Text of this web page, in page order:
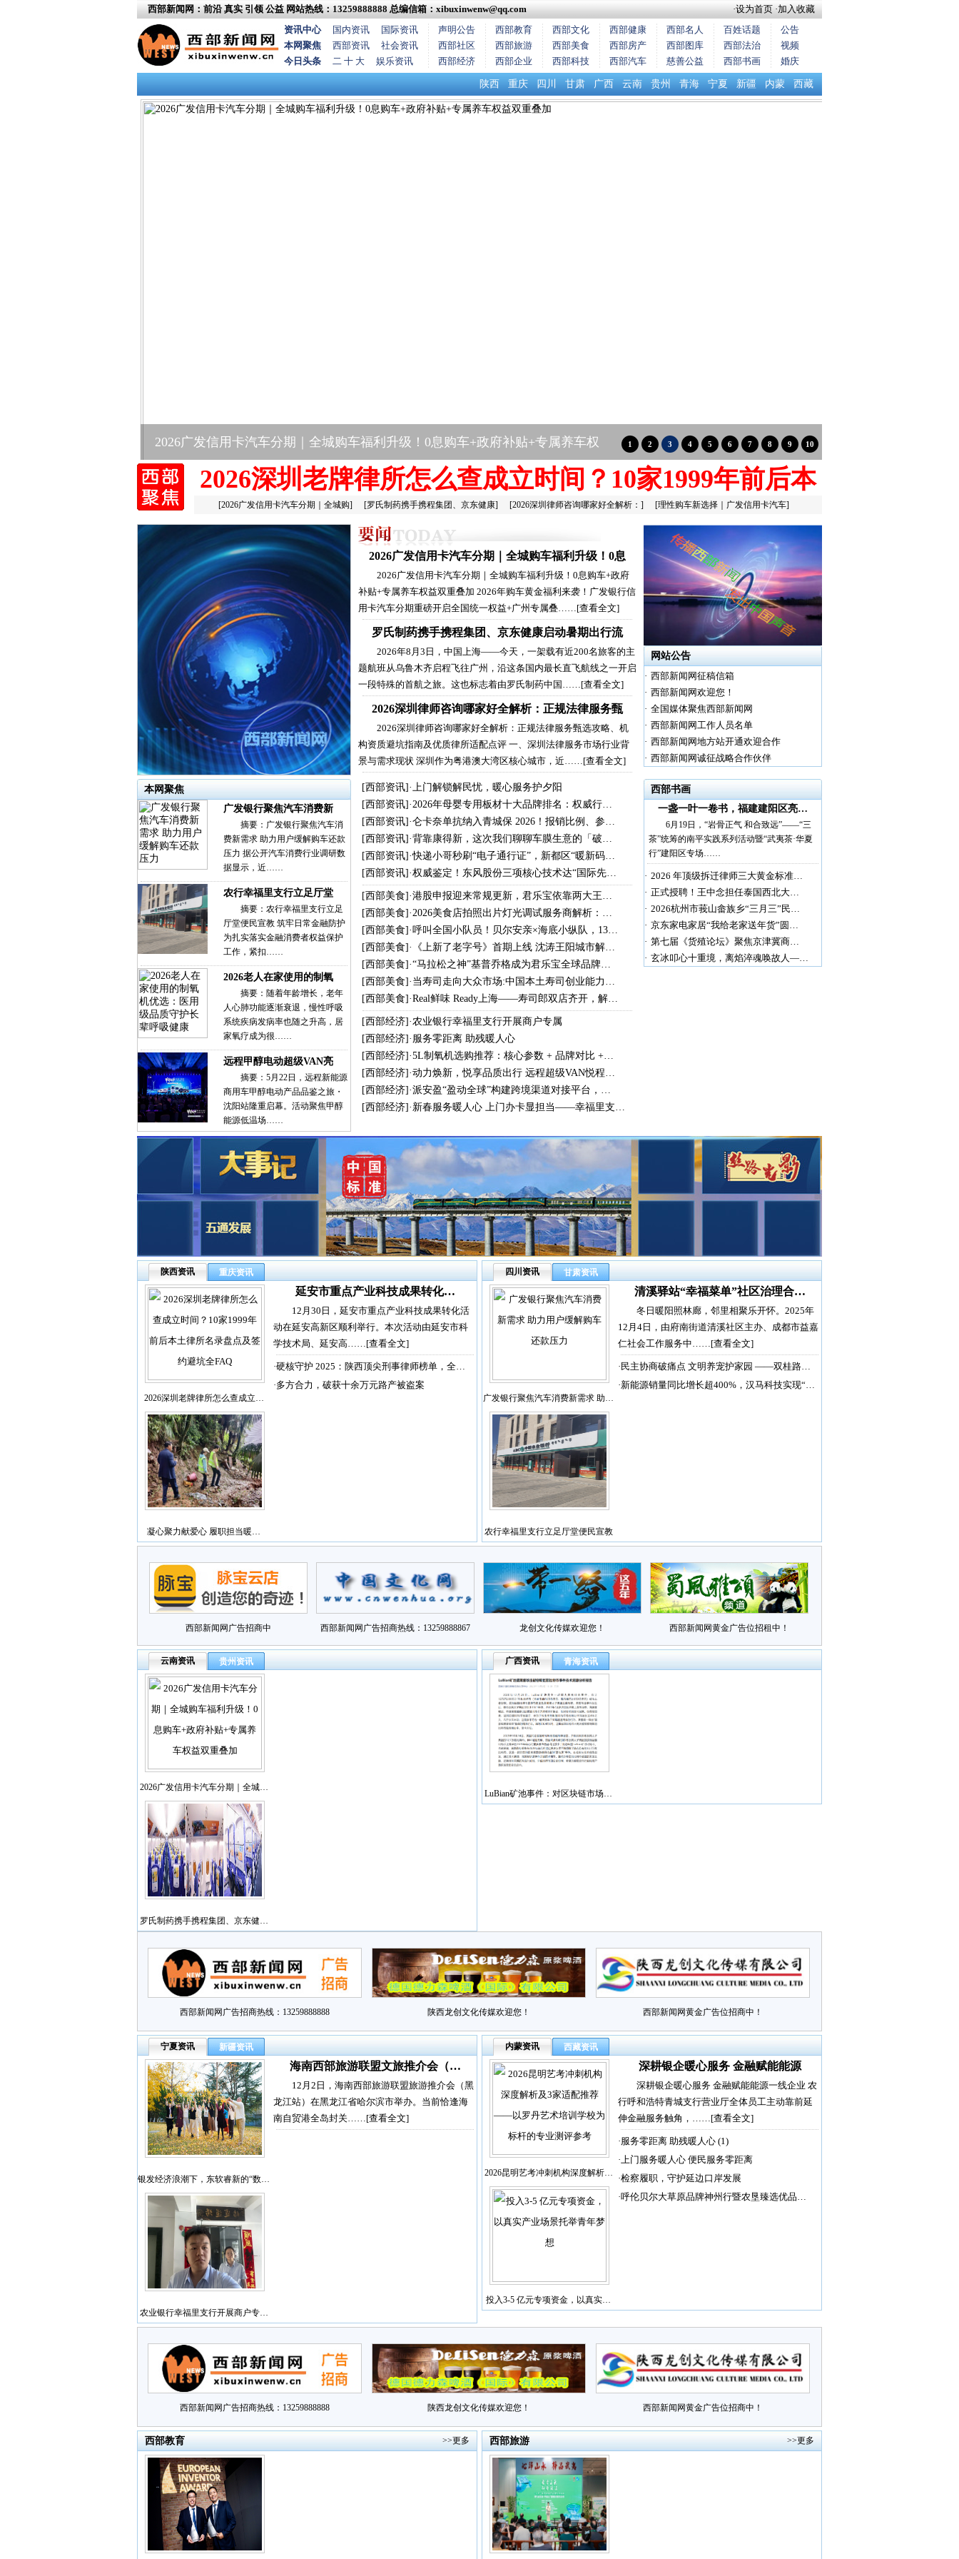
西部新闻网：前沿 真实 引领 公益 网站热线：13259888888 总编信箱：xibuxinwenw@qq.com ·设为首页 ·加入收藏
资讯中心
国内资讯
国际资讯
本网聚焦
西部资讯
社会资讯
今日头条
二 十 大 娱乐资讯
声明公告
西部社区
西部经济
西部教育
西部旅游
西部企业
西部文化
西部美食
西部科技
西部健康
西部房产
西部汽车
西部名人
西部图库
慈善公益
百姓话题
西部法治
西部书画
公告
视频
婚庆
陕西 重庆 四川 甘肃 广西 云南 贵州 青海 宁夏 新疆 内蒙 西藏
罗氏制药携手携程集团、京东健康启动暑期出行流感公益宣教行动
2026深圳老牌律所怎么查成立时间？10家1999年前后本
[2026广发信用卡汽车分期｜全城购] [罗氏制药携手携程集团、京东健康] [2026深圳律师咨询哪家好全解析： ] [理性购车新选择｜广发信用卡汽车]
2026广发信用卡汽车分期｜全城购车福利升级！0息
2026广发信用卡汽车分期｜全城购车福利升级！0息购车+政府
补贴+专属养车权益双重叠加 2026年购车黄金福利来袭！广发银行信
用卡汽车分期重磅开启全国统一权益+广州专属叠……[查看全文]
罗氏制药携手携程集团、京东健康启动暑期出行流
2026年8月3日，中国上海——今天，一架载有近200名旅客的主
题航班从乌鲁木齐启程飞往广州，沿这条国内最长直飞航线之一开启
一段特殊的首航之旅。这也标志着由罗氏制药中国……[查看全文]
2026深圳律师咨询哪家好全解析：正规法律服务甄
2026深圳律师咨询哪家好全解析：正规法律服务甄选攻略、机
构资质避坑指南及优质律所适配点评 一、深圳法律服务市场行业背
景与需求现状 深圳作为粤港澳大湾区核心城市，近……[查看全文]
网站公告
· 西部新闻网征稿信箱
· 西部新闻网欢迎您！
· 全国媒体聚焦西部新闻网
· 西部新闻网工作人员名单
· 西部新闻网地方站开通欢迎合作
· 西部新闻网诚征战略合作伙伴
本网聚焦
广发银行聚焦汽车消费新
摘要：广发银行聚焦汽车消
费新需求 助力用户缓解购车还款
压力 据公开汽车消费行业调研数
据显示，近……
农行幸福里支行立足厅堂
摘要：农行幸福里支行立足
厅堂便民宣教 筑牢日常金融防护
为扎实落实金融消费者权益保护
工作，紧扣……
2026老人在家使用的制氧
摘要：随着年龄增长，老年
人心肺功能逐渐衰退，慢性呼吸
系统疾病发病率也随之升高，居
家氧疗成为很……
远程甲醇电动超级VAN亮
摘要：5月22日，远程新能源
商用车甲醇电动产品品鉴之旅・
沈阳站隆重启幕。活动聚焦甲醇
能源低温场……
[西部资讯]·上门解锁解民忧，暖心服务护夕阳
[西部资讯]·2026年母婴专用板材十大品牌排名：权威行…
[西部资讯]·仑卡奈单抗纳入青城保 2026！报销比例、参…
[西部资讯]·背靠康得新，这次我们聊聊车膜生意的「破…
[西部资讯]·快递小哥秒刷“电子通行证”，新都区“暖新码…
[西部资讯]·权威鉴定！东风股份三项核心技术达“国际先…
[西部美食]·港股申报迎来常规更新，君乐宝依靠两大王…
[西部美食]·2026美食店拍照出片灯光调试服务商解析：…
[西部美食]·呼叫全国小队员！贝尔安亲×海底小纵队，13…
[西部美食]·
《上新了老字号》首期上线 沈涛王阳城市解…
[西部美食]·“马拉松之神”基普乔格成为君乐宝全球品牌…
[西部美食]· 当寿司走向大众市场:中国本土寿司创业能力…
[西部美食]·Real鲜味 Ready上海——寿司郎双店齐开，解…
[西部经济]·农业银行幸福里支行开展商户专属
[西部经济]· 服务零距离 助残暖人心
[西部经济]·5L制氧机选购推荐：核心参数 + 品牌对比 +…
[西部经济]·动力焕新，悦享品质出行 远程超级VAN悦程…
[西部经济]·派安盈“盈动全球”构建跨境渠道对接平台，…
[西部经济]· 新春服务暖人心 上门办卡显担当——幸福里支…
西部书画
一盏一叶一卷书，福建建阳区亮…
6月19日，“岩骨正气 和合致远”——“三
茶”统筹的南平实践系列活动暨“武夷茶·华夏
行”建阳区专场……
· 2026 年顶级拆迁律师三大黄金标准…
· 正式授聘！王中念担任泰国西北大…
· 2026杭州市莪山畲族乡“三月三”民…
· 京东家电家居“我给老家送年货”圆…
· 第七届《货殖论坛》聚焦京津冀商…
· 玄冰叩心十重境，离焰淬魂唤故人—…
陕西资讯 重庆资讯
2026深圳老牌律所怎么查成立…
凝心聚力献爱心 履职担当暖…
延安市重点产业科技成果转化…
12月30日，延安市重点产业科技成果转化活
动在延安高新区顺利举行。本次活动由延安市科
学技术局、延安高……[查看全文]
·硬核守护 2025：陕西顶尖刑事律师榜单，全…
·多方合力，破获十余万元路产被盗案
四川资讯 甘肃资讯
广发银行聚焦汽车消费新需求 助…
农行幸福里支行立足厅堂便民宣教
清溪驿站“幸福菜单”社区治理合…
冬日暖阳照林廊，邻里相聚乐开怀。2025年
12月4日，由府南街道清溪社区主办、成都市益嘉
仁社会工作服务中……[查看全文]
· 民主协商破痛点 文明养宠护家园 ——双桂路…
·新能源销量同比增长超400%，汉马科技实现“…
西部新闻网广告招商中 西部新闻网广告招商热线：13259888867 龙创文化传媒欢迎您！ 西部新闻网黄金广告位招租中！
云南资讯 贵州资讯
2026广发信用卡汽车分期｜全城…
罗氏制药携手携程集团、京东健…
广西资讯 青海资讯
LuBian矿池事件：对区块链市场…
西部新闻网广告招商热线：13259888888 陕西龙创文化传媒欢迎您！ 西部新闻网黄金广告位招商中！
宁夏资讯 新疆资讯
银发经济浪潮下，东软睿新的“数…
农业银行幸福里支行开展商户专…
海南西部旅游联盟文旅推介会（…
12月2日，海南西部旅游联盟旅游推介会（黑
龙江站）在黑龙江省哈尔滨市举办。当前恰逢海
南自贸港全岛封关……[查看全文]
内蒙资讯 西藏资讯
2026昆明艺考冲刺机构深度解析…
投入3-5 亿元专项资金，以真实…
深耕银企暖心服务 金融赋能能源
深耕银企暖心服务 金融赋能能源一线企业 农
行呼和浩特青城支行营业厅全体员工主动靠前延
伸金融服务触角，……[查看全文]
·服务零距离 助残暖人心 (1)
·上门服务暖人心 便民服务零距离
·检察履职，守护延边口岸发展
·呼伦贝尔大草原品牌神州行暨农垦臻选优品…
西部新闻网广告招商热线：13259888888 陕西龙创文化传媒欢迎您！ 西部新闻网黄金广告位招商中！
>>更多
西部教育 >>更多
西部旅游